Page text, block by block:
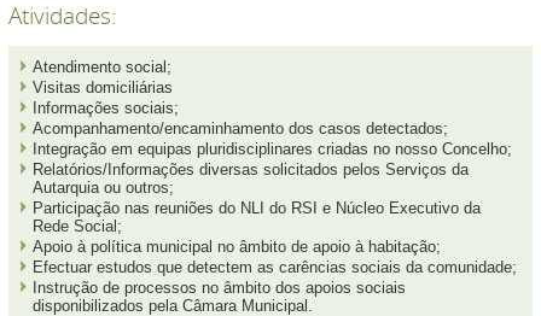
Atividades:
Atendimento social;
Visitas domiciliárias
Informações sociais;
Acompanhamento/encaminhamento dos casos detectados;
Integração em equipas pluridisciplinares criadas no nosso Concelho;
Relatórios/Informações diversas solicitados pelos Serviços da
Autarquia ou outros;
Participação nas reuniões do NLI do RSI e Núcleo Executivo da
Rede Social;
Apoio à política municipal no âmbito de apoio à habitação;
Efectuar estudos que detectem as carências sociais da comunidade;
Instrução de processos no âmbito dos apoios sociais
disponibilizados pela Câmara Municipal.